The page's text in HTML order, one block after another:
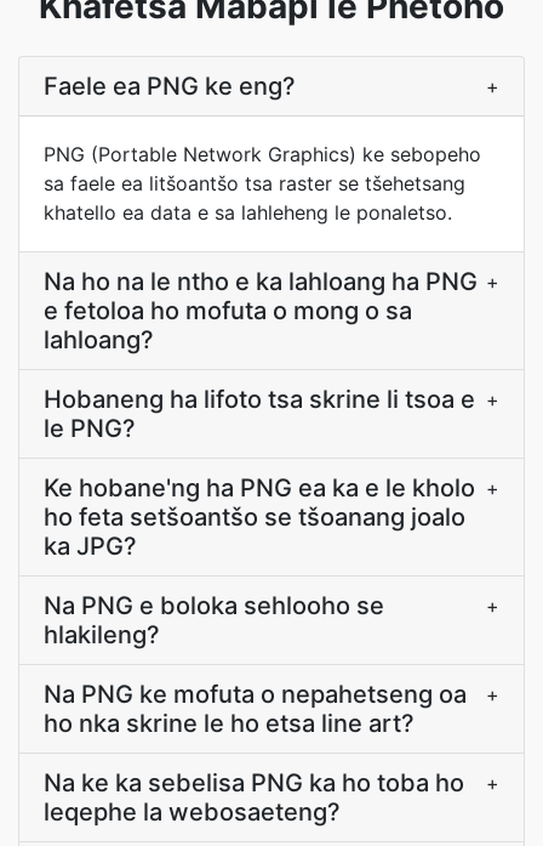
Faele ea PNG ke eng? +
PNG (Portable Network Graphics) ke sebopeho
sa faele ea litšoantšo tsa raster se tšehetsang
khatello ea data e sa lahleheng le ponaletso.
Na ho na le ntho e ka lahloang ha PNG
e fetoloa ho mofuta o mong o sa
lahloang?
+
Hobaneng ha lifoto tsa skrine li tsoa e
le PNG?
+
Ke hobane'ng ha PNG ea ka e le kholo
ho feta setšoantšo se tšoanang joalo
ka JPG?
+
Na PNG e boloka sehlooho se
hlakileng?
+
Na PNG ke mofuta o nepahetseng oa
ho nka skrine le ho etsa line art?
+
Na ke ka sebelisa PNG ka ho toba ho
leqephe la webosaeteng?
+